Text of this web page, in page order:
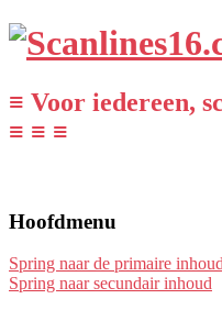
≡ Voor iedereen,
≡ ≡ ≡
Hoofdmenu
Spring naar de primaire inhoud
Spring naar secundair inhoud